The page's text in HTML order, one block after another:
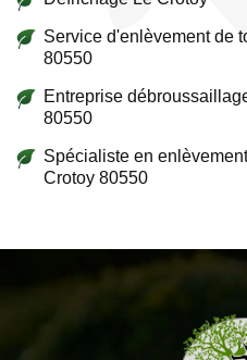
Service d'enlèvement de
80550
Entreprise
80550
Spécialiste en
Crotoy 80550